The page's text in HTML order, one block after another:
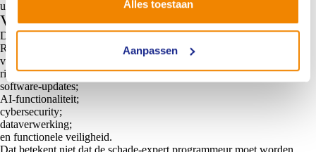
Alles toestaan
Aanpassen
uitlegbaarheid steeds belangrijker worden.
Van voertuigexpert naar systeemexpert?
De kans is groot dat het deskundigheidsprofiel van de NIVRE
Register-Expert de komende jaren verder verbreedt. Naast traditionele
voertuigkennis wordt kennis van onder meer relevant:
rijhulpsystemen;
software-updates;
AI-functionaliteit;
cybersecurity;
dataverwerking;
en functionele veiligheid.